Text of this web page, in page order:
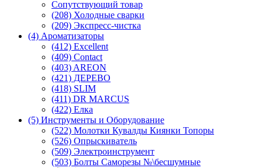
Сопутствующий товар
(208) Холодные сварки
(209) Экспреcс-чистка
(4) Ароматизаторы
(412) Excellent
(409) Contact
(403) AREON
(421) ДЕРЕВО
(418) SLIM
(411) DR MARCUS
(422) Елка
(5) Инструменты и Оборудование
(522) Молотки Кувалды Киянки Топоры
(526) Опрыскиватель
(509) Электроинструмент
(503) Болты Саморезы №\бесшумные